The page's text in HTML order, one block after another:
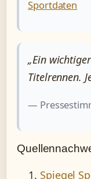
Sportdaten
„Ein
Titelrennen.
—
Spiegel